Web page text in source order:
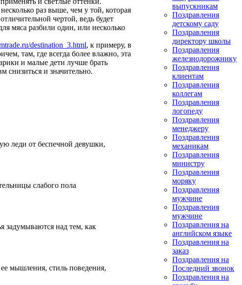
раз выше, чем у той, которая
чертой, ведь будет
мяса разбили один, или несколько
destination_3.html, к примеру, в
там, где всегда более влажно, эта
и малые дети лучше брать
снизиться и значительно.
леди от беспечной девушки,
слабого пола
задумываются над тем, как
мышления, стиль поведения,
выпускникам
Поздравления
детскому саду
Поздравления
директору школы
Поздравления
железнодорожнику
Поздравления
клиентам
Поздравления
коллегам
Поздравления
логопеду
Поздравления
менеджеру
Поздравления
механикам
Поздравления
министру
Поздравления
моряку
Поздравления
мужчине
Поздравления
мужчине
Поздравления на
английском языке
Поздравления на
заказ
Поздравления на
Последний звонок
Поздравления на